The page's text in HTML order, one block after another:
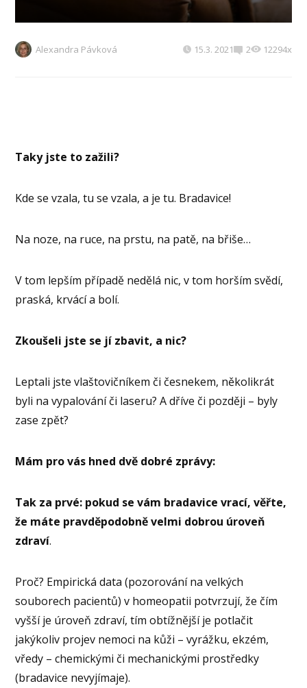
Alexandra Pávková 15.3. 2021 2 12294x
Taky jste to zažili?
Kde se vzala, tu se vzala, a je tu. Bradavice!
Na noze, na ruce, na prstu, na patě, na břiše…
V tom lepším případě nedělá nic, v tom horším svědí,
praská, krvácí a bolí.
Zkoušeli jste se jí zbavit, a nic?
Leptali jste vlaštovičníkem či česnekem, několikrát
byli na vypalování či laseru? A dříve či později – byly
zase zpět?
Mám pro vás hned dvě dobré zprávy:
Tak za prvé: pokud se vám bradavice vrací, věřte,
že máte pravděpodobně velmi dobrou úroveň
zdraví.
Proč? Empirická data (pozorování na velkých
souborech pacientů) v homeopatii potvrzují, že čím
vyšší je úroveň zdraví, tím obtížnější je potlačit
jakýkoliv projev nemoci na kůži – vyrážku, ekzém,
vředy – chemickými či mechanickými prostředky
(bradavice nevyjímaje).